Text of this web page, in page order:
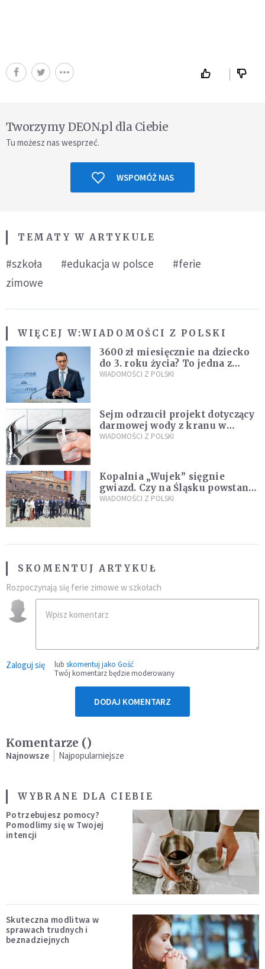
Tworzymy DEON.pl dla Ciebie
Tu możesz nas wesprzeć.
WSPOMÓŻ NAS
TEMATY W ARTYKULE
#szkoła #edukacja w polsce
#ferie
zimowe
WIĘCEJ W:WIADOMOŚCI Z POLSKI
3600 zł miesięcznie na dziecko
do 3. roku życia? To jedna z
propozycji programu "Rozwój
WIADOMOŚCI Z POLSKI
Sejm odrzucił projekt dotyczący
darmowej wody z kranu w
restauracjach
WIADOMOŚCI Z POLSKI
Kopalnia „Wujek” sięgnie
gwiazd. Czy na Śląsku powstanie
„Dolina Krzemowa”?
WIADOMOŚCI Z POLSKI
SKOMENTUJ ARTYKUŁ
Rozpoczynają się ferie zimowe w szkołach
Zaloguj się lub skomentuj jako Gość
Twój komentarz będzie moderowany
DODAJ KOMENTARZ
Komentarze ()
Najnowsze Najpopularniejsze
WYBRANE DLA CIEBIE
Potrzebujesz pomocy?
Pomodlimy się w Twojej
intencji
Skuteczna modlitwa w
sprawach trudnych i
beznadziejnych